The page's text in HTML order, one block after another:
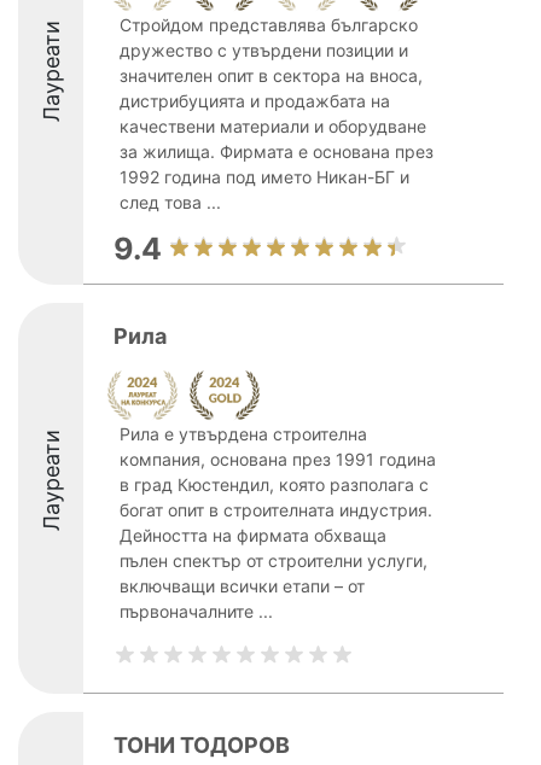
Лауреати
Стройдом представлява българско
дружество с утвърдени позиции и
значителен опит в сектора на вноса,
дистрибуцията и продажбата на
качествени материали и оборудване
за жилища. Фирмата е основана през
1992 година под името Никан-БГ и
след това ...
9.4
Лауреати
Рила
Рила e утвърдена строителна
компания, основана през 1991 година
в град Кюстендил, която разполага с
богат опит в строителната индустрия.
Дейността на фирмата обхваща
пълен спектър от строителни услуги,
включващи всички етапи – от
първоначалните ...
ТОНИ ТОДОРОВ